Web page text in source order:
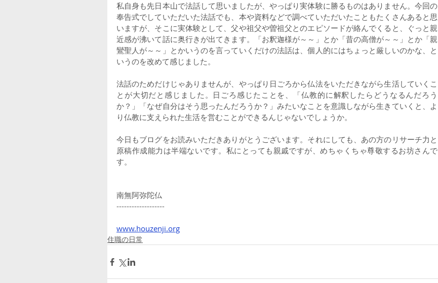
私自身も先日本山で法話して思いましたが、やっぱり実体験に勝るものはありません。今回の
奉告式でしていただいた法話でも、本や資料などで調べていただいたこともたくさんあると思
いますが、そこに実体験として、父や祖父や曽祖父とのエピソードが絡んでくると、ぐっと親
近感が沸いて話に奥行きが出てきます。「お釈迦様が～～」とか「昔の高僧が～～」とか「親
鸞聖人が～～」とかいうのを言っていくだけの法話は、個人的にはちょっと厳しいのかな、と
いうのを改めて感じました。
法話のためだけじゃありませんが、やっぱり日ごろから仏法をいただきながら生活していくこ
とが大切だと感じました。日ごろ感じたことを、「仏教的に解釈したらどうなるんだろう
か？」「なぜ自分はそう思ったんだろうか？」みたいなことを意識しながら生きていくと、よ
り仏教に支えられた生活を営むことができるんじゃないでしょうか。
今日もブログをお読みいただきありがとうございます。それにしても、あの方のリサーチ力と
原稿作成能力は半端ないです。私にとっても親戚ですが、めちゃくちゃ尊敬するお坊さんで
す。
南無阿弥陀仏
-------------------
www.houzenji.org
住職の日常